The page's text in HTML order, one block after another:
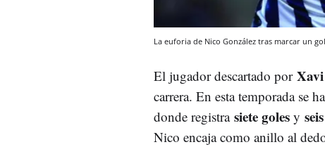
La euforia de Nico González tras marcar un
El jugador descartado por Xavi
carrera. En esta temporada se
donde registra siete goles y
Nico encaja como anillo al